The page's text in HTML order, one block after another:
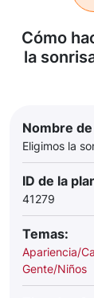
Cómo
la
Nombre
Eligimos la
ID de la
41279
Temas:
Apariencia/
Gente/Niños